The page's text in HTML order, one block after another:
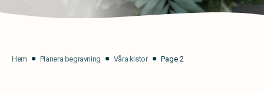
Hem Planera begravning Våra kistor Page 2